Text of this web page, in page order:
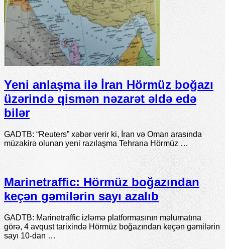
Yeni anlaşma ilə İran Hörmüz boğazı
üzərində qismən nəzarət əldə edə
bilər
GADTB: “Reuters” xəbər verir ki, İran və Oman arasında
müzakirə olunan yeni razılaşma Tehrana Hörmüz …
Marinetraffic: Hörmüz boğazından
keçən gəmilərin sayı azalıb
GADTB: Marinetraffic izləmə platformasının məlumatına
görə, 4 avqust tarixində Hörmüz boğazından keçən gəmilərin
sayı 10-dan …